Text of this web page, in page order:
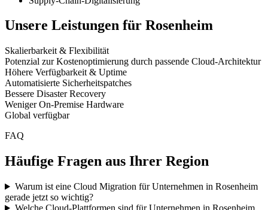
Unsere Leistungen für Rosenheim
Skalierbarkeit & Flexibilität
Potenzial zur Kostenoptimierung durch passende Cloud-Architektur
Höhere Verfügbarkeit & Uptime
Automatisierte Sicherheitspatches
Bessere Disaster Recovery
Weniger On-Premise Hardware
Global verfügbar
FAQ
Häufige Fragen aus Ihrer Region
Warum ist eine Cloud Migration für Unternehmen in Rosenheim
gerade jetzt so wichtig?